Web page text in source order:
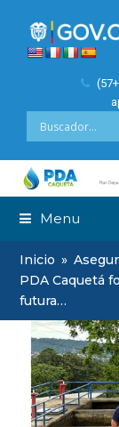
Menu
Inicio »
PDA Caquetá
futura…